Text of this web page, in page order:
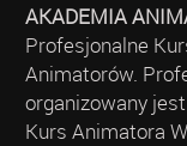
AKADEMIA
Profesjonalne
Animatorów.
organizowany
Kurs Animatora